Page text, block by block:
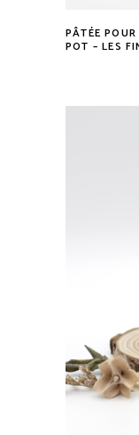
PÂTÉE
POT – LES